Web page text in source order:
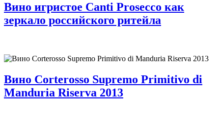
Вино игристое Canti Prosecco как
зеркало российского ритейла
Вино Corterosso Supremo Primitivo di
Manduria Riserva 2013